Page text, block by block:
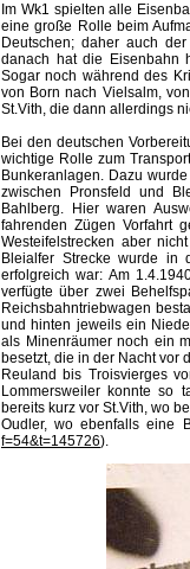
Im Wk1 spielten alle
eine große Rolle beim
Deutschen; daher auch
danach hat die Eisenbahn
Sogar noch während des
von Born nach Vielsalm,
St.Vith, die dann allerdings
Bei den deutschen
wichtige Rolle zum
Bunkeranlagen. Dazu
zwischen Pronsfeld und
Bahlberg. Hier waren
fahrenden Zügen Vorfahrt
Westeifelstrecken aber
Bleialfer Strecke wurde in
erfolgreich war: Am
verfügte über zwei
Reichsbahntriebwagen
und hinten jeweils ein
als Minenräumer noch ein
besetzt, die in der Nacht vor
Reuland bis Troisvierges
Lommersweiler konnte so
bereits kurz vor St.Vith, wo
Oudler, wo ebenfalls eine
f=54&t=145726).